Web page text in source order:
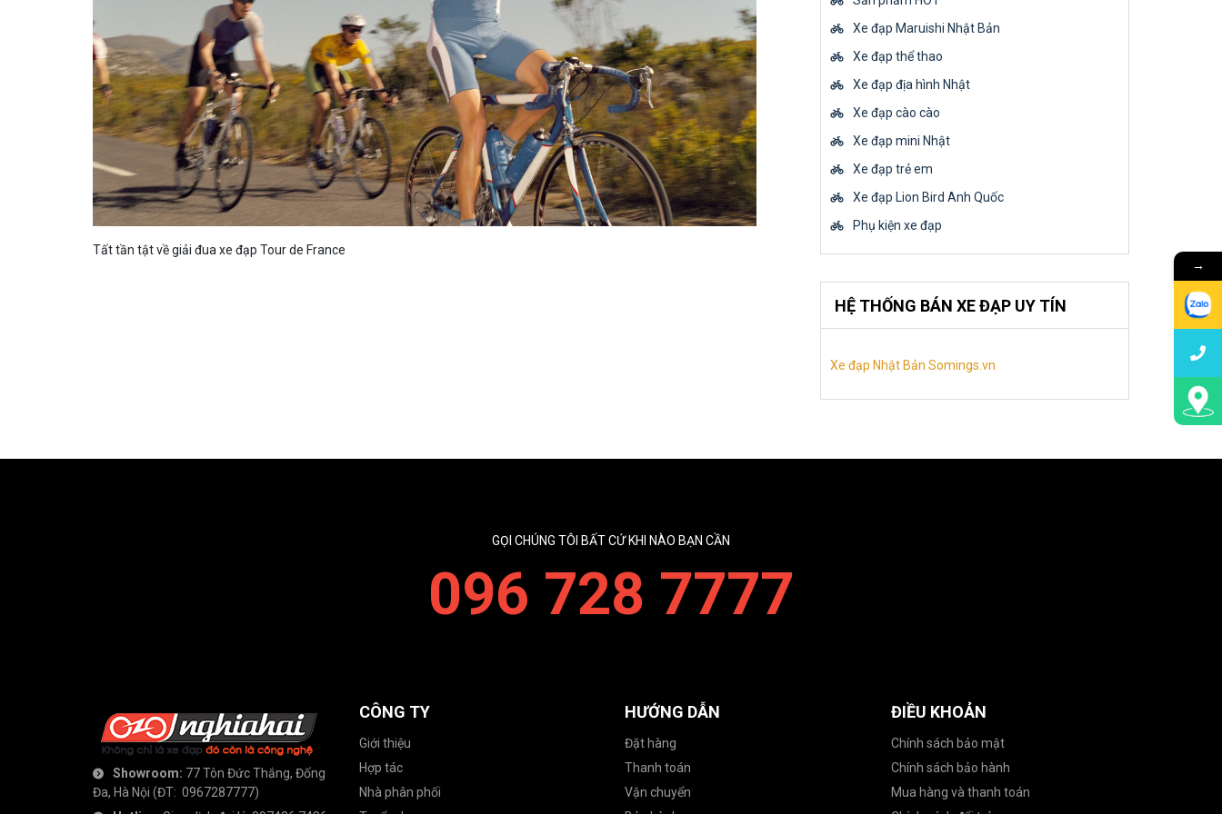
Tất tần tật về giải đua xe đạp Tour de France
Xe đạp Maruishi Nhật Bản
Xe đạp thể thao
Xe đạp địa hình Nhật
Xe đạp cào cào
Xe đạp mini Nhật
Xe đạp trẻ em
Xe đạp Lion Bird Anh Quốc
Phụ kiện xe đạp
HỆ THỐNG BÁN XE ĐẠP UY TÍN
Xe đạp Nhật Bản Somings.vn
GỌI CHÚNG TÔI BẤT CỨ KHI NÀO BẠN CẦN
096 728 7777
Showroom: 77 Tôn Đức Thắng, Đống
Đa, Hà Nội (ĐT: 0967287777)
CÔNG TY
Giới thiệu
Hợp tác
Nhà phân phối
HƯỚNG DẪN
Đặt hàng
Thanh toán
Vận chuyển
ĐIỀU KHOẢN
Chính sách bảo mật
Chính sách bảo hành
Mua hàng và thanh toán
→